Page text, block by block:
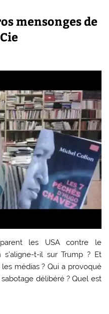
mensonges de
les USA contre le
s’aligne-t-il sur Trump ? Et
médias ? Qui a provoqué
délibéré ? Quel est